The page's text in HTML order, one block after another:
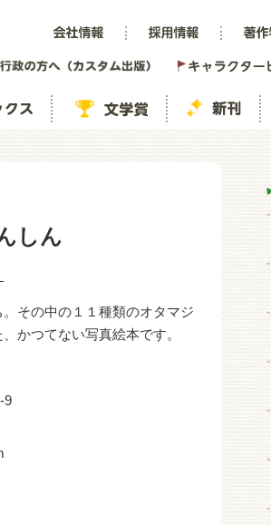
しん
その中の１１種類のオタマジ
かつてない写真絵本です。
9